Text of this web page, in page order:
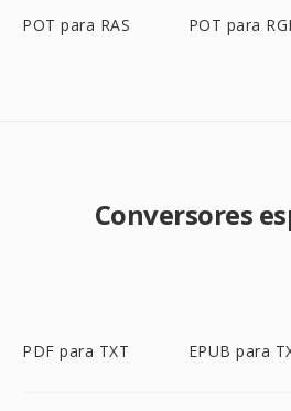
POT para RAS POT para
Conversores
PDF para TXT EPUB para